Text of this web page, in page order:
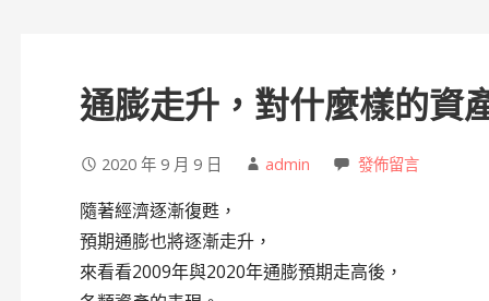
通膨走升，對什麼樣的資
2020 年 9 月 9 日 admin 發佈留言
隨著經濟逐漸復甦，
預期通膨也將逐漸走升，
來看看2009年與2020年通膨預期走高後，